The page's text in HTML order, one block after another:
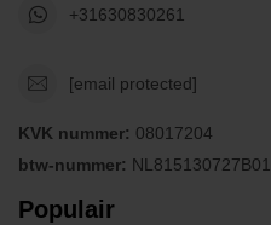
+31630830261
[email protected]
KVK nummer: 08017204
btw-nummer: NL815130727B01
Populair